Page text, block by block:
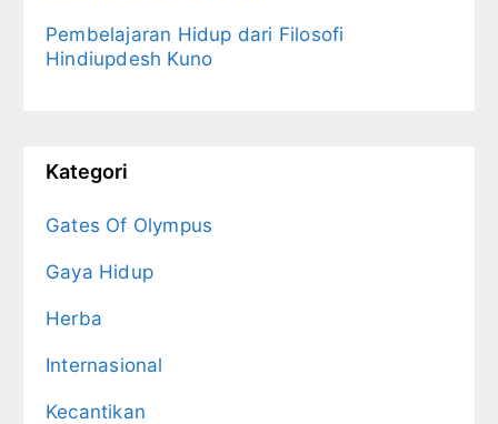
Pembelajaran Hidup dari Filosofi
Hindiupdesh Kuno
Kategori
Gates Of Olympus
Gaya Hidup
Herba
Internasional
Kecantikan